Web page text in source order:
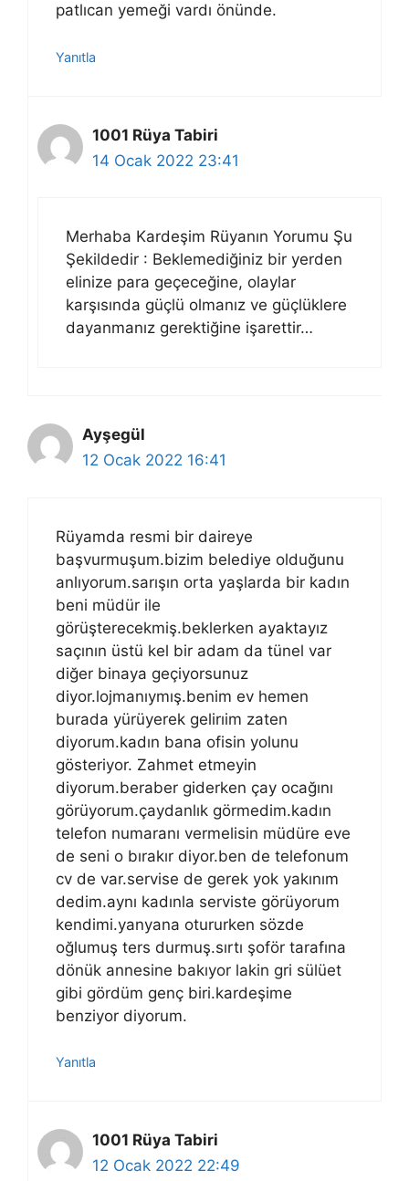
patlıcan yemeği vardı önünde.
Yanıtla
1001 Rüya Tabiri
14 Ocak 2022 23:41
Merhaba Kardeşim Rüyanın Yorumu Şu
Şekildedir : Beklemediğiniz bir yerden
elinize para geçeceğine, olaylar
karşısında güçlü olmanız ve güçlüklere
dayanmanız gerektiğine işarettir…
Ayşegül
12 Ocak 2022 16:41
Rüyamda resmi bir daireye
başvurmuşum.bizim belediye olduğunu
anlıyorum.sarışın orta yaşlarda bir kadın
beni müdür ile
görüşterecekmiş.beklerken ayaktayız
saçının üstü kel bir adam da tünel var
diğer binaya geçiyorsunuz
diyor.lojmanıymış.benim ev hemen
burada yürüyerek gelirıim zaten
diyorum.kadın bana ofisin yolunu
gösteriyor. Zahmet etmeyin
diyorum.beraber giderken çay ocağını
görüyorum.çaydanlık görmedim.kadın
telefon numaranı vermelisin müdüre eve
de seni o bırakır diyor.ben de telefonum
cv de var.servise de gerek yok yakınım
dedim.aynı kadınla serviste görüyorum
kendimi.yanyana otururken sözde
oğlumuş ters durmuş.sırtı şoför tarafına
dönük annesine bakıyor lakin gri sülüet
gibi gördüm genç biri.kardeşime
benziyor diyorum.
Yanıtla
1001 Rüya Tabiri
12 Ocak 2022 22:49